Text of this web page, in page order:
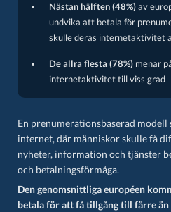
Nästan hälften (48%) av
undvika att betala för
skulle deras internetaktivitet
De allra flesta (78%) menar
internetaktivitet till viss grad
En prenumerationsbaserad
internet, där människor skulle få
nyheter, information och tjänster
och betalningsförmåga.
Den genomsnittliga européen
betala för att få tillgång till färre